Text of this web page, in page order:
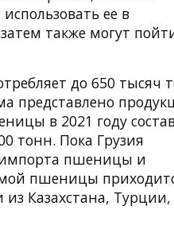
ее в
также могут
до 650 тысяч
представлено
в 2021 году
тонн. Пока Грузия
импорта пшеницы и
пшеницы
Казахстана, Турции,